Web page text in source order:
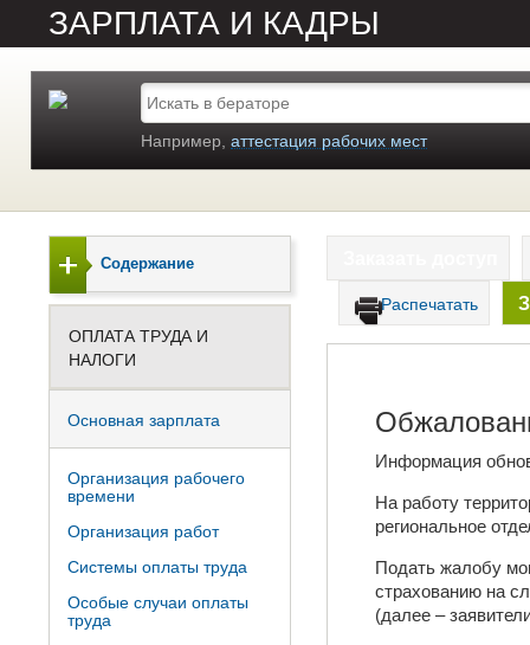
ЗАРПЛАТА И КАДРЫ
Например, аттестация рабочих мест
Распечатать
Информация
На работу
региональное
Подать жалобу
страхованию на
(далее –
Содержание
ОПЛАТА ТРУДА И
НАЛОГИ
Основная зарплата
Организация рабочего
времени
Организация работ
Системы оплаты труда
Особые случаи оплаты
труда